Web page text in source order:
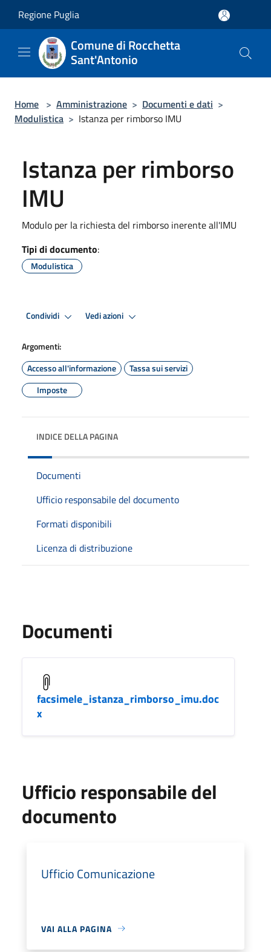
Regione Puglia
Comune di Rocchetta
Sant'Antonio
Home > Amministrazione > Documenti e dati >
Modulistica > Istanza per rimborso IMU
Istanza per rimborso
IMU
Modulo per la richiesta del rimborso inerente all'IMU
Tipi di documento:
Modulistica
Condividi Vedi azioni
Argomenti:
Accesso all'informazione
Tassa sui servizi
Imposte
INDICE DELLA PAGINA
Documenti
Ufficio responsabile del documento
Formati disponibili
Licenza di distribuzione
Documenti
facsimele_istanza_rimborso_imu.doc
x
Ufficio responsabile del
documento
Ufficio Comunicazione
VAI ALLA PAGINA